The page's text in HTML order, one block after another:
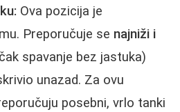
Ova pozicija je
Preporučuje se najniži i
spavanje bez jastuka)
unazad. Za ovu
posebni, vrlo tanki